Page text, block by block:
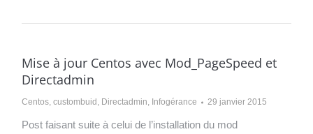
Mise à jour Centos avec Mod_PageSpeed et
Directadmin
Centos,custombuid , Directadmin, Infogérance 29 janvier 2015
Post faisant suite à celui de l’installation du mod